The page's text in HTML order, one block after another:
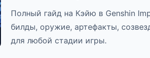
Полный гайд на Кэйю в Genshin
билды, оружие, артефакты,
для любой стадии игры.